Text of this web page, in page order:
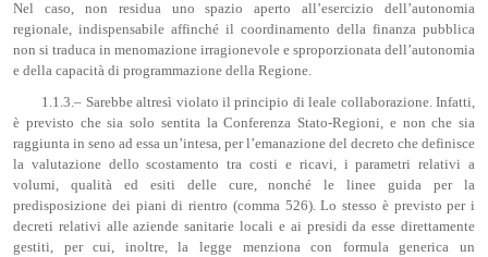
Nel caso, non residua uno spazio aperto all’esercizio dell’autonomia
regionale, indispensabile affinché il coordinamento della finanza pubblica
non si traduca in menomazione irragionevole e sproporzionata dell’autonomia
e della capacità di programmazione della Regione.
1.1.3.– Sarebbe altresì violato il principio di leale collaborazione. Infatti,
è previsto che sia solo sentita la Conferenza Stato-Regioni, e non che sia
raggiunta in seno ad essa un’intesa, per l’emanazione del decreto che definisce
la valutazione dello scostamento tra costi e ricavi, i parametri relativi a
volumi, qualità ed esiti delle cure, nonché le linee guida per la
predisposizione dei piani di rientro (comma 526). Lo stesso è previsto per i
decreti relativi alle aziende sanitarie locali e ai presidi da esse direttamente
gestiti, per cui, inoltre, la legge menziona con formula generica un